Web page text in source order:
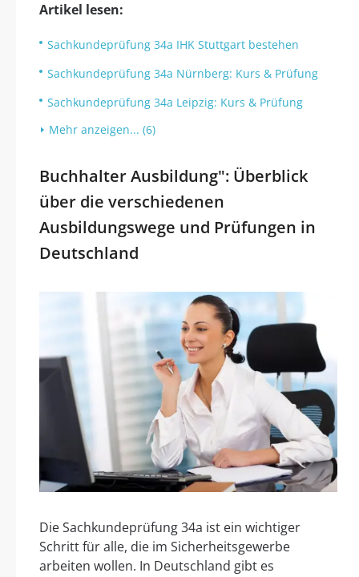
Artikel lesen:
Sachkundeprüfung 34a IHK Stuttgart bestehen
Sachkundeprüfung 34a Nürnberg: Kurs & Prüfung
Sachkundeprüfung 34a Leipzig: Kurs & Prüfung
Mehr anzeigen... (6)
Buchhalter Ausbildung": Überblick
über die verschiedenen
Ausbildungswege und Prüfungen in
Deutschland
Die Sachkundeprüfung 34a ist ein wichtiger
Schritt für alle, die im Sicherheitsgewerbe
arbeiten wollen. In Deutschland gibt es